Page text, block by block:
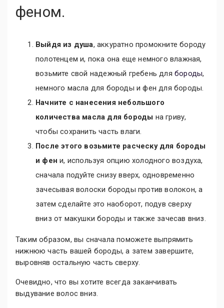
феном.
Выйдя из душа, аккуратно промокните бороду
полотенцем и, пока она еще немного влажная,
возьмите свой надежный гребень для бороды,
немного масла для бороды и фен для бороды.
Начните с нанесения небольшого
количества масла для бороды на гриву,
чтобы сохранить часть влаги.
После этого возьмите расческу для бороды
и фен и, используя опцию холодного воздуха,
сначала подуйте снизу вверх, одновременно
зачесывая волоски бороды против волокон, а
затем сделайте это наоборот, подув сверху
вниз от макушки бороды и также зачесав вниз.
Таким образом, вы сначала поможете выпрямить
нижнюю часть вашей бороды, а затем завершите,
выровняв остальную часть сверху.
Очевидно, что вы хотите всегда заканчивать
выдувание волос вниз.